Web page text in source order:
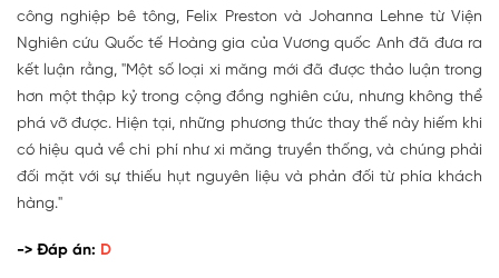
công nghiệp bê tông, Felix Preston và Johanna Lehne từ Viện
Nghiên cứu Quốc tế Hoàng gia của Vương quốc Anh đã đưa ra
kết luận rằng, "Một số loại xi măng mới đã được thảo luận trong
hơn một thập kỷ trong cộng đồng nghiên cứu, nhưng không thể
phá vỡ được. Hiện tại, những phương thức thay thế này hiếm khi
có hiệu quả về chi phí như xi măng truyền thống, và chúng phải
đối mặt với sự thiếu hụt nguyên liệu và phản đối từ phía khách
hàng."
-> Đáp án: D